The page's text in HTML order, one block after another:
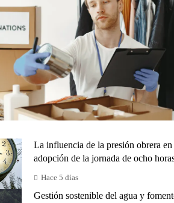
La influencia de la presión obrera en
adopción de la jornada de ocho
Hace 5 días
Gestión sostenible del agua y